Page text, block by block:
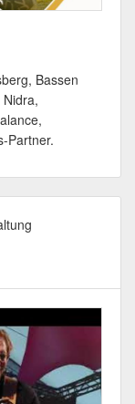
Bassen
Partner.